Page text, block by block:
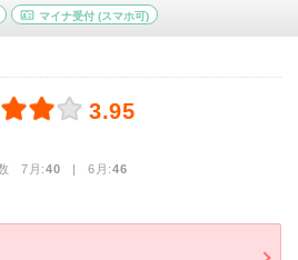
マイナ受付 (スマホ可)
3.95
7月:40 | 6月:46